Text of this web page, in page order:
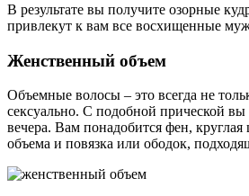
В результате вы получите озорные
привлекут к вам все восхищенные
Женственный объем
Объемные волосы – это всегда не
сексуально. С подобной прической вы
вечера. Вам понадобится фен, круглая
объема и повязка или ободок,